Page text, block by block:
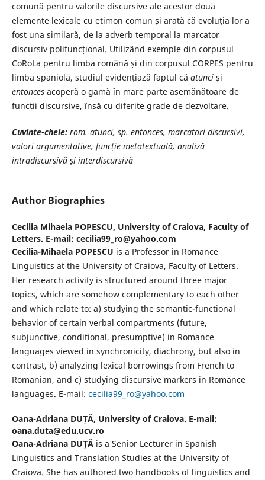
comună pentru valorile discursive ale acestor două
elemente lexicale cu etimon comun și arată că evoluția lor a
fost una similară, de la adverb temporal la marcator
discursiv polifuncțional. Utilizând exemple din corpusul
CoRoLa pentru limba română și din corpusul CORPES pentru
limba spaniolă, studiul evidențiază faptul că atunci și
entoncesacoperă o gamă în mare parte asemănătoare de
funcții discursive, însă cu diferite grade de dezvoltare.
Cuvinte-cheie:rom. atunci, sp. entonces, marcatori discursivi,
valori argumentative, funcție metatextuală, analiză
intradiscursivă și interdiscursivă
Author Biographies
Cecilia Mihaela POPESCU, University of Craiova, Faculty of
Letters. E-mail: cecilia99_ro@yahoo.com
Cecilia-Mihaela POPESCU is a Professor in Romance
Linguistics at the University of Craiova, Faculty of Letters.
Her research activity is structured around three major
topics, which are somehow complementary to each other
and which relate to: a) studying the semantic-functional
behavior of certain verbal compartments (future,
subjunctive, conditional, presumptive) in Romance
languages viewed in synchronicity, diachrony, but also in
contrast, b) analyzing lexical borrowings from French to
Romanian, and c) studying discursive markers in Romance
languages. E-mail: cecilia99_ro@yahoo.com
Oana-Adriana DUȚĂ, University of Craiova. E-mail:
oana.duta@edu.ucv.ro
Oana-Adriana DUȚĂ is a Senior Lecturer in Spanish
Linguistics and Translation Studies at the University of
Craiova. She has authored two handbooks of linguistics and